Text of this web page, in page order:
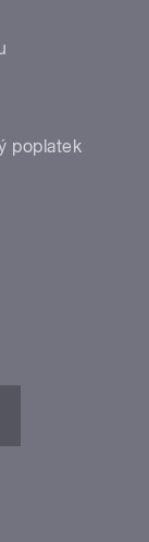
poplatek